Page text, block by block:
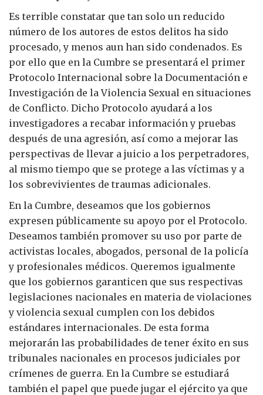
Es terrible constatar que tan solo un reducido
número de los autores de estos delitos ha sido
procesado, y menos aun han sido condenados. Es
por ello que en la Cumbre se presentará el primer
Protocolo Internacional sobre la Documentación e
Investigación de la Violencia Sexual en situaciones
de Conflicto. Dicho Protocolo ayudará a los
investigadores a recabar información y pruebas
después de una agresión, así como a mejorar las
perspectivas de llevar a juicio a los perpetradores,
al mismo tiempo que se protege a las víctimas y a
los sobrevivientes de traumas adicionales.
En la Cumbre, deseamos que los gobiernos
expresen públicamente su apoyo por el Protocolo.
Deseamos también promover su uso por parte de
activistas locales, abogados, personal de la policía
y profesionales médicos. Queremos igualmente
que los gobiernos garanticen que sus respectivas
legislaciones nacionales en materia de violaciones
y violencia sexual cumplen con los debidos
estándares internacionales. De esta forma
mejorarán las probabilidades de tener éxito en sus
tribunales nacionales en procesos judiciales por
crímenes de guerra. En la Cumbre se estudiará
también el papel que puede jugar el ejército ya que